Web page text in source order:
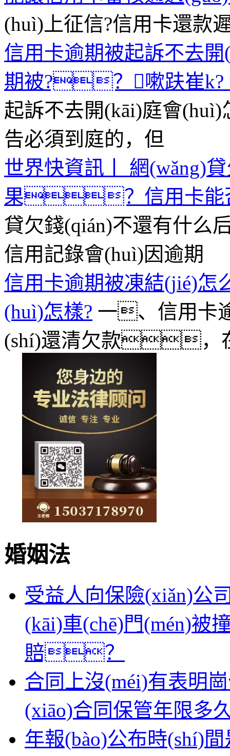
(huì)上征信?信用卡還款
信用卡逾期被起訴不去
期被?？嗽趺崔k?
起訴不去開(kāi)庭會
告必須到庭的，但
世界快資訊丨 網(wǎng)
果？信用卡能
貸欠錢(qián)不還有什么
信用記錄會(huì)因逾期
信用卡逾期被凍結(jié)怎
(huì)怎樣? 一、信用卡
(shí)還清欠款，
婚姻法
受益人向保險(xiǎn)公
(kāi)車(chē)門(mén)被
賠？
合同上沒(méi)有表明
(xiāo)合同保管年限多
年報(bào)公布時(shí)